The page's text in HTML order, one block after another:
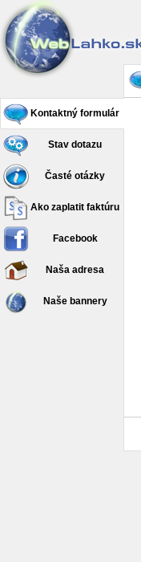
Kontaktný formulár
Stav dotazu
Časté otázky
Ako zaplatit faktúru
Facebook
Naša adresa
Naše bannery